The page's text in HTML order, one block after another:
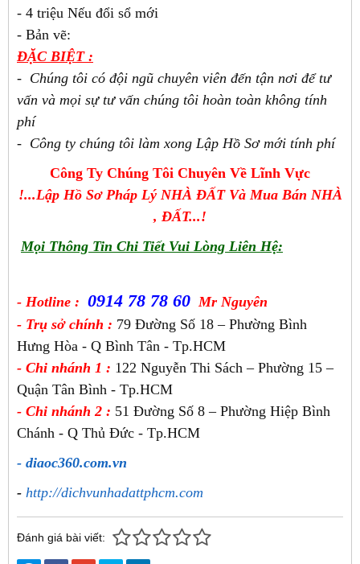
- 4 triệu Nếu đổi sổ mới
- Bản vẽ:
ĐẶC BIỆT :
- Chúng tôi có đội ngũ chuyên viên đến tận nơi để tư
vấn và mọi sự tư vấn chúng tôi hoàn toàn không tính
phí
- Công ty chúng tôi làm xong Lập Hồ Sơ mới tính phí
Công Ty Chúng Tôi Chuyên Về Lĩnh Vực
!...Lập Hồ Sơ Pháp Lý NHÀ ĐẤT Và Mua Bán NHÀ
, ĐẤT...!
Mọi Thông Tin Chi Tiết Vui Lòng Liên Hệ:
- Hotline : 0914 78 78 60 Mr Nguyên
- Trụ sở chính : 79 Đường Số 18 – Phường Bình
Hưng Hòa - Q Bình Tân - Tp.HCM
- Chi nhánh 1 : 122 Nguyễn Thi Sách – Phường 15 –
Quận Tân Bình - Tp.HCM
- Chi nhánh 2 : 51 Đường Số 8 – Phường Hiệp Bình
Chánh - Q Thủ Đức - Tp.HCM
- diaoc360.com.vn
- http://dichvunhadattphcm.com
Đánh giá bài viết: